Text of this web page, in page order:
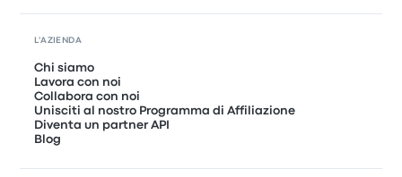
L'AZIENDA
Chi siamo
Lavora con noi
Collabora con noi
Unisciti al nostro Programma di Affiliazione
Diventa un partner API
Blog